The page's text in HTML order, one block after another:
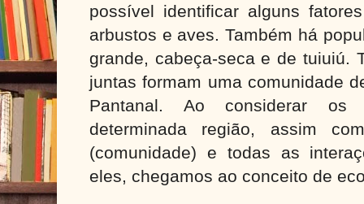
possível identificar alguns
arbustos e aves. Também há
grande, cabeça-seca e de tuiuiú.
juntas formam uma comunidade
Pantanal. Ao considerar os
determinada região, assim
(comunidade) e todas as
eles, chegamos ao conceito de